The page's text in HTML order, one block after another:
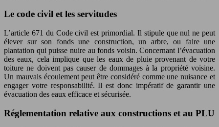
Le code civil et les servitudes
L’article 671 du Code civil est primordial. Il stipule que nul ne peut
élever sur son fonds une construction, un arbre, ou faire une
plantation qui puisse nuire au fonds voisin. Concernant l’évacuation
des eaux, cela implique que les eaux de pluie provenant de votre
toiture ne doivent pas causer de dommages à la propriété voisine.
Un mauvais écoulement peut être considéré comme une nuisance et
engager votre responsabilité. Il est donc impératif de garantir une
évacuation des eaux efficace et sécurisée.
Réglementation relative aux constructions et au PLU